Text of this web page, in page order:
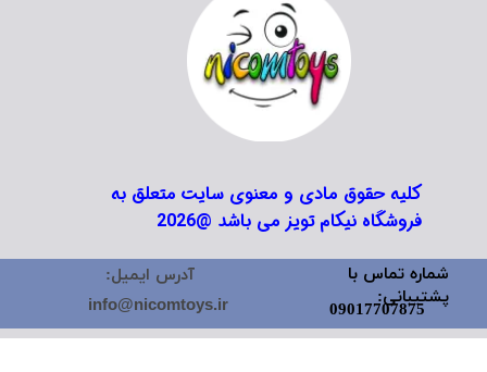
فروشگاه نیکام تویز می باشد @2026
شماره تماس با
پشتیبانی:
09017707875
آدرس ایمیل:
info@nicomtoys.ir